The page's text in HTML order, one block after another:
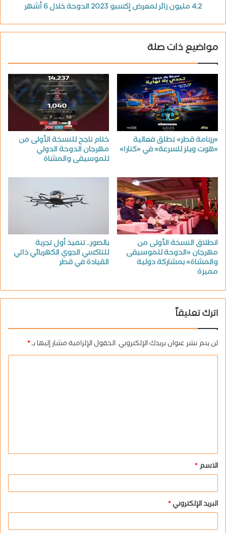
4.2 مليون زائر لمعرض إكسبو 2023 الدوحة خلال 6 أشهر
مواضيع ذات صلة
«رزنامة قطر» تطلق فعالية
«هوت ويلز للسرعة» في «كتارا»
ختام ناجح للنسخة الأولى من
مهرجان الدوحة الدولي
للموسيقى والمشاة
انطلاق النسخة الأولى من
مهرجان «الدوحة للموسيقى
والمشاة» بمشاركة دولية
مميزة
بالصور.. تنفيذ أول تجربة
للتاكسي الجوي الكهربائي ذاتي
القيادة في قطر
اترك تعليقاً
لن يتم نشر عنوان بريدك الإلكتروني.الحقول الإلزامية مشار إليها بـ*
ق
*
الاسم*
البريد الإلكتروني*